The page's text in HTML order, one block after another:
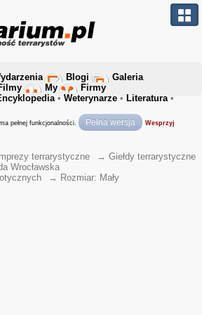
Blogi
Galeria
My
Firmy
• Weterynarze • Literatura•
pełnej funkcjonalności. Pełna wersja Wesprzyj
Imprezy terrarystyczne → Giełdy terrarystyczne
Wrocławska
→ Rozmiar: Mały